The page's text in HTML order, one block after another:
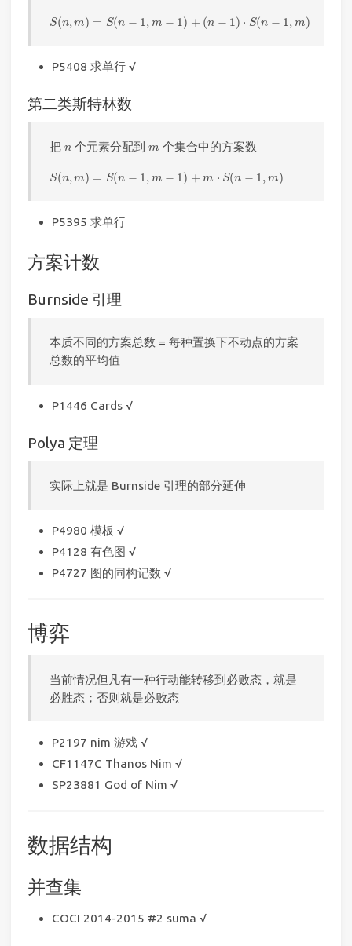
S(n, m) = S(n − 1, m − 1) + (n − 1) ⋅ S(n − 1, m)
S(n = n− − − 1 ⋅S ( ,m
P5408 求单行 √
第二类斯特林数
把n
n 个元素分配到m
m 个集合中的方案数
S(n, m) = S(n − 1 , m − 1 ) + m ⋅ S(n − 1 , m)
S(n = n− − S( n− )
P5395 求单行
方案计数
Burnside 引理
本质不同的方案总数 = 每种置换下不动点的方案
总数的平均值
P1446 Cards √
Polya 定理
实际上就是 Burnside 引理的部分延伸
P4980 模板 √
P4128 有色图 √
P4727 图的同构记数 √
博弈
当前情况但凡有一种行动能转移到必败态，就是
必胜态；否则就是必败态
P2197 nim 游戏 √
CF1147C Thanos Nim √
SP23881 God of Nim √
数据结构
并查集
COCI 2014-2015 #2 suma √